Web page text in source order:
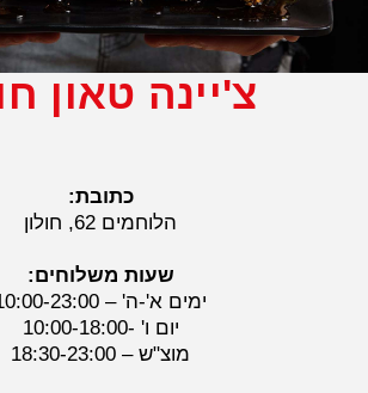
צ'יינה טאון
כתובת:
הלוחמים 62, חולון
שעות משלוחים:
ימים א'-ה' – 10:00-23:00
יום ו' -10:00-18:00
מוצ"ש – 18:30-23:00